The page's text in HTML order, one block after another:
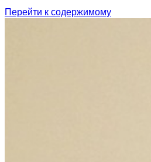
Перейти к содержимому